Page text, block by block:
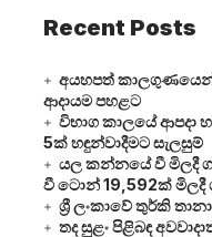
Recent Posts
අයහපත්
ආදායම පහළට
විභාග කාලයේ ආපදා
5ක් හඳුන්වාදීමට සැලසුම්
යල කන්නයේ වී මිලදී
වී ටොන් 19,592ක් මිලදී
ශ්‍රී ලංකාවේ තුර්කි
තද සුළං පිළිබඳ